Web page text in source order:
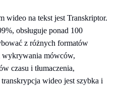
wideo na tekst jest Transkriptor.
obsługuje ponad 100
z różnych formatów
mówców,
czasu i tłumaczenia,
wideo jest szybka i